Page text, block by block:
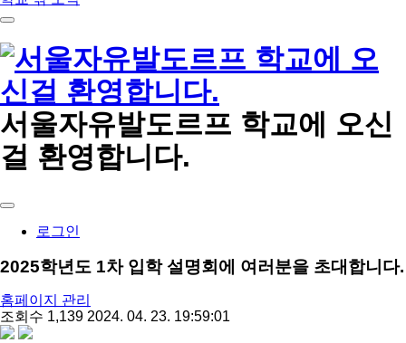
메
뉴
서울자유발도르프 학교에 오신
걸 환영합니다.
로그인
2025학년도 1차 입학 설명회에 여러분을 초대합니다.
유
저
이
홈페이지 관리
조회수 1,139 작
2024. 04. 23. 19:59:01
share